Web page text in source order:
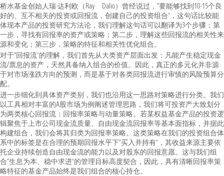
桥水基金创始人瑞·达利欧（Ray Dalio）曾经说过，“要能够找到10-15个良
好的、互不相关的投资或回报流，创建自己的投资组合”，这句话比较能
体现本产品的投资研究方法论，我们理解这句话可以翻译为3个步骤：第
一步，寻找有回报率的资产或策略；第二步，理解这些回报流的相关性来
源和变化；第三步，策略的特征和相关性优化组合。
对于“回报流”的理解，我们首先从大类资产层面出发：凡能产生稳定现金
流/票息的资产，天然具备纳入组合的价值。因此，真正的多元化并非源
于对市场涨跌方向的预测，而是基于对各类回报流进行审慎的风险预算分
配。
进一步细化到具体资产类别，我们也沿用这一思路对策略进行分类。我们
以工具相对丰富的A股市场为例阐述管理思路，我们将可投资产大致划分
为两类核心回报流：回报率策略与动量策略。若某权益基金产品的投资逻
辑聚焦于上市公司现金流质量、自由现金流回报率等基本面指标，并据此
构建组合，我们会将其归类为回报率策略。这类策略在我们的投资组合体
系中的标签是在合理的预期回报水平下“买入并持有”，其收益来源主要依
托企业持续创造自由现金流的能力以及对股东的回报意愿。这与我们组
合“生息为本、稳中求进”的管理目标高度契合，因此，具有清晰回报率策
略特征的基金产品始终是我们组合的核心持仓。